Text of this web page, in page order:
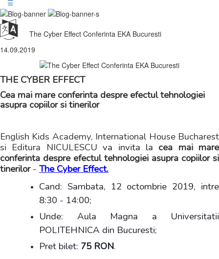
☰
The Cyber Effect Conferinta EKA Bucuresti
14.09.2019
THE CYBER EFFECT
Cea mai mare conferinta despre efectul tehnologiei
asupra copiilor si tinerilor
English Kids Academy, International House Bucharest
si Editura NICULESCUva invita la cea mai mare
conferinta despre efectul tehnologiei asupra copiilor si
tinerilor- The Cyber Effect.
Cand: Sambata, 12 octombrie 2019, intre
8:30 - 14:00;
Unde: Aula Magna a Universitatii
POLITEHNICA din Bucuresti;
Pret bilet: 75 RON.